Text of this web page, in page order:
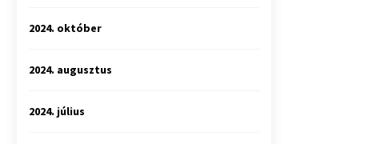
2024. október
2024. augusztus
2024. július